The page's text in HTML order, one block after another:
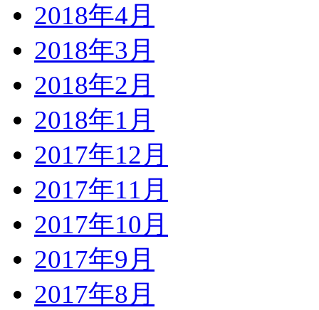
2018年4月
2018年3月
2018年2月
2018年1月
2017年12月
2017年11月
2017年10月
2017年9月
2017年8月